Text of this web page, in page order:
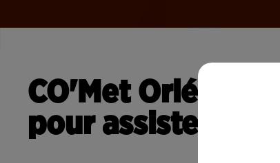
CO'Met Orléans
pour assister au